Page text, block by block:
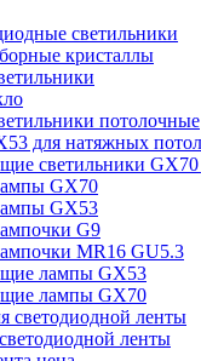
светильники
кристаллы
потолочные
для натяжных
светильники
GX70
GX53
G9
MR16 GU5.3
лампы GX53
лампы GX70
светодиодной ленты
ленты